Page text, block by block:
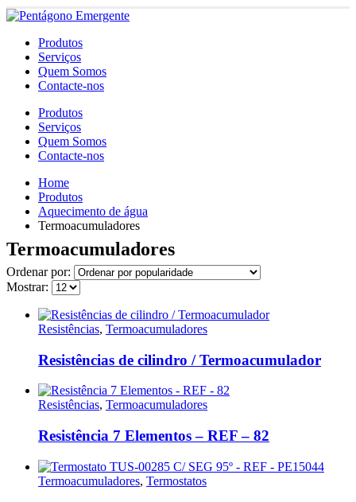
Produtos
Serviços
Quem Somos
Contacte-nos
Produtos
Serviços
Quem Somos
Contacte-nos
Home
Produtos
Aquecimento de água
Termoacumuladores
Termoacumuladores
Ordenar por:
Mostrar:
Resistências, Termoacumuladores
Resistências de cilindro / Termoacumulador
Resistências, Termoacumuladores
Resistência 7 Elementos – REF – 82
Termoacumuladores, Termostatos